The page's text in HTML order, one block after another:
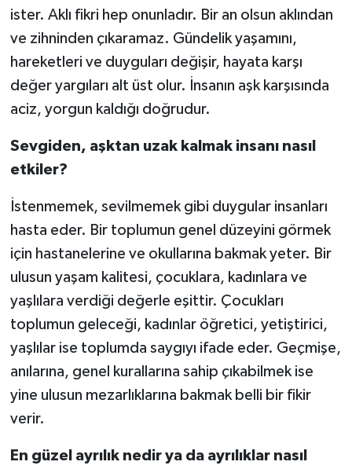
ister. Aklı fikri hep onunladır. Bir an olsun aklından
ve zihninden çıkaramaz. Gündelik yaşamını,
hareketleri ve duyguları değişir, hayata karşı
değer yargıları alt üst olur. İnsanın aşk karşısında
aciz, yorgun kaldığı doğrudur.
Sevgiden, aşktan uzak kalmak insanı nasıl
etkiler?
İstenmemek, sevilmemek gibi duygular insanları
hasta eder. Bir toplumun genel düzeyini görmek
için hastanelerine ve okullarına bakmak yeter. Bir
ulusun yaşam kalitesi, çocuklara, kadınlara ve
yaşlılara verdiği değerle eşittir. Çocukları
toplumun geleceği, kadınlar öğretici, yetiştirici,
yaşlılar ise toplumda saygıyı ifade eder. Geçmişe,
anılarına, genel kurallarına sahip çıkabilmek ise
yine ulusun mezarlıklarına bakmak belli bir fikir
verir.
En güzel ayrılık nedir ya da ayrılıklar nasıl